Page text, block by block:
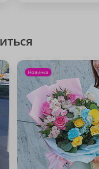
Новинка